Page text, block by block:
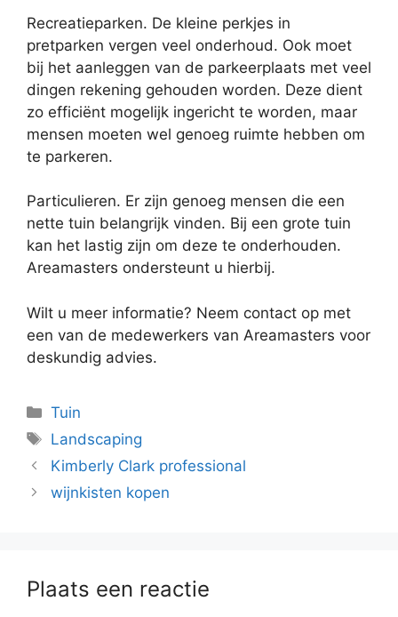
Recreatieparken. De kleine perkjes in
pretparken vergen veel onderhoud. Ook moet
bij het aanleggen van de parkeerplaats met veel
dingen rekening gehouden worden. Deze dient
zo efficiënt mogelijk ingericht te worden, maar
mensen moeten wel genoeg ruimte hebben om
te parkeren.
Particulieren. Er zijn genoeg mensen die een
nette tuin belangrijk vinden. Bij een grote tuin
kan het lastig zijn om deze te onderhouden.
Areamasters ondersteunt u hierbij.
Wilt u meer informatie? Neem contact op met
een van de medewerkers van Areamasters voor
deskundig advies.
Categorieën
Tuin
Tags
Landscaping
Kimberly Clark professional
wijnkisten kopen
Plaats een reactie